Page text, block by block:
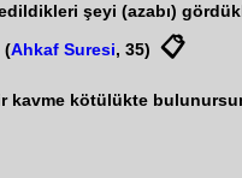
şeyi (azabı)
(Ahkaf Suresi, 35) 📋
kavme kötülükte